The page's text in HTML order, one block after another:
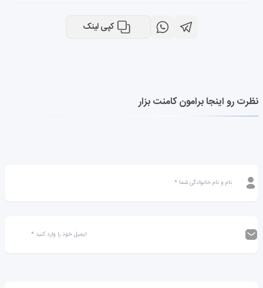
کپی لینک
نظرت رو اینجا برامون کامنت بزار